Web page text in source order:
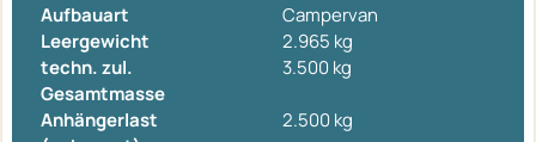
Aufbauart
Campervan
Leergewicht
2.965 kg
techn. zul.
Gesamtmasse
3.500 kg
Anhängerlast
2.500 kg